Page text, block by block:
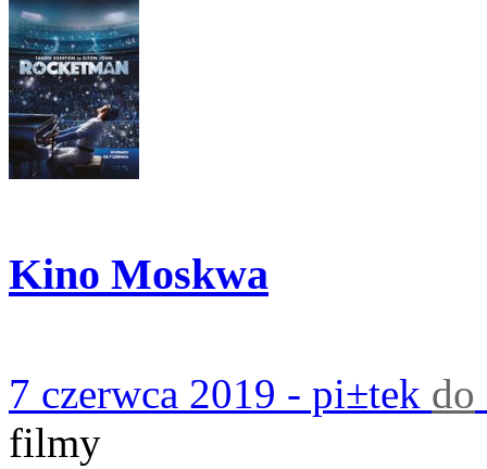
Kino Moskwa
7 czerwca 2019 - pi±tek do
filmy